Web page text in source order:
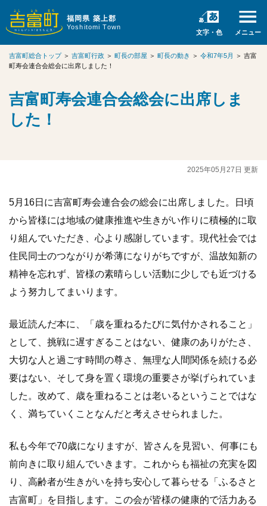
福岡県 築上郡
Yoshitomi Town
文字・色 メニュー
吉富町総合トップ＞ 吉富町行政 ＞ 町長の部屋 ＞ 町長の動き ＞ 令和7年5月 ＞ 吉富
町寿会連合会総会に出席しました！
吉富町寿会連合会総会に出席しま
した！
2025年05月27日 更新
5月16日に吉富町寿会連合会の総会に出席しました。日頃
から皆様には地域の健康推進や生きがい作りに積極的に取
り組んでいただき、心より感謝しています。現代社会では
住民同士のつながりが希薄になりがちですが、温故知新の
精神を忘れず、皆様の素晴らしい活動に少しでも近づける
よう努力してまいります。
最近読んだ本に、「歳を重ねるたびに気付かされること」
として、挑戦に遅すぎることはない、健康のありがたさ、
大切な人と過ごす時間の尊さ、無理な人間関係を続ける必
要はない、そして身を置く環境の重要さが挙げられていま
した。改めて、歳を重ねることは老いるということではな
く、満ちていくことなんだと考えさせられました。
私も今年で70歳になりますが、皆さんを見習い、何事にも
前向きに取り組んでいきます。これからも福祉の充実を図
り、高齢者が生きがいを持ち安心して暮らせる「ふるさと
吉富町」を目指します。この会が皆様の健康的で活力ある